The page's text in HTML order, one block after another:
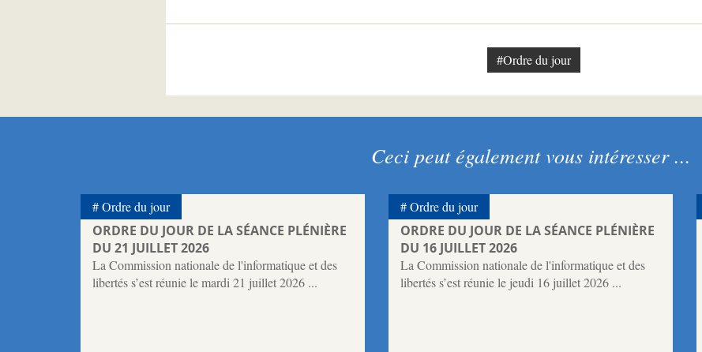
#Ordre du jour
Ceci peut également vous intéresser ...
ORDRE DU JOUR DE LA SÉANCE PLÉNIÈRE
DU 21 JUILLET 2026
La Commission nationale de l'informatique et des
libertés s’est réunie le mardi 21 juillet 2026 ...
Ordre du jour
ORDRE DU JOUR DE LA SÉANCE PLÉNIÈRE
DU 16 JUILLET 2026
La Commission nationale de l'informatique et des
libertés s’est réunie le jeudi 16 juillet 2026 ...
Ordre du jour